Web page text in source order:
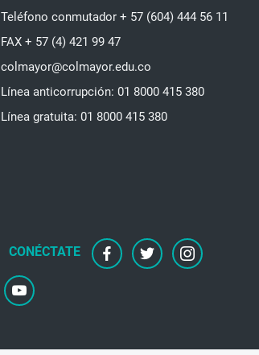
Teléfono conmutador + 57 (604) 444 56 11
FAX + 57 (4) 421 99 47
colmayor@colmayor.edu.co
Línea anticorrupción: 01 8000 415 380
Línea gratuita: 01 8000 415 380